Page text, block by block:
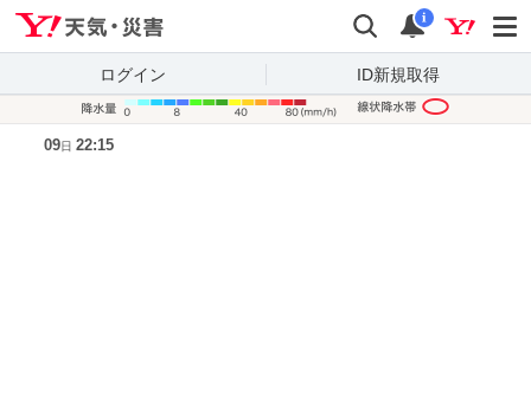
検索 通知
i
ログイン ID新規取得
09日 22:15